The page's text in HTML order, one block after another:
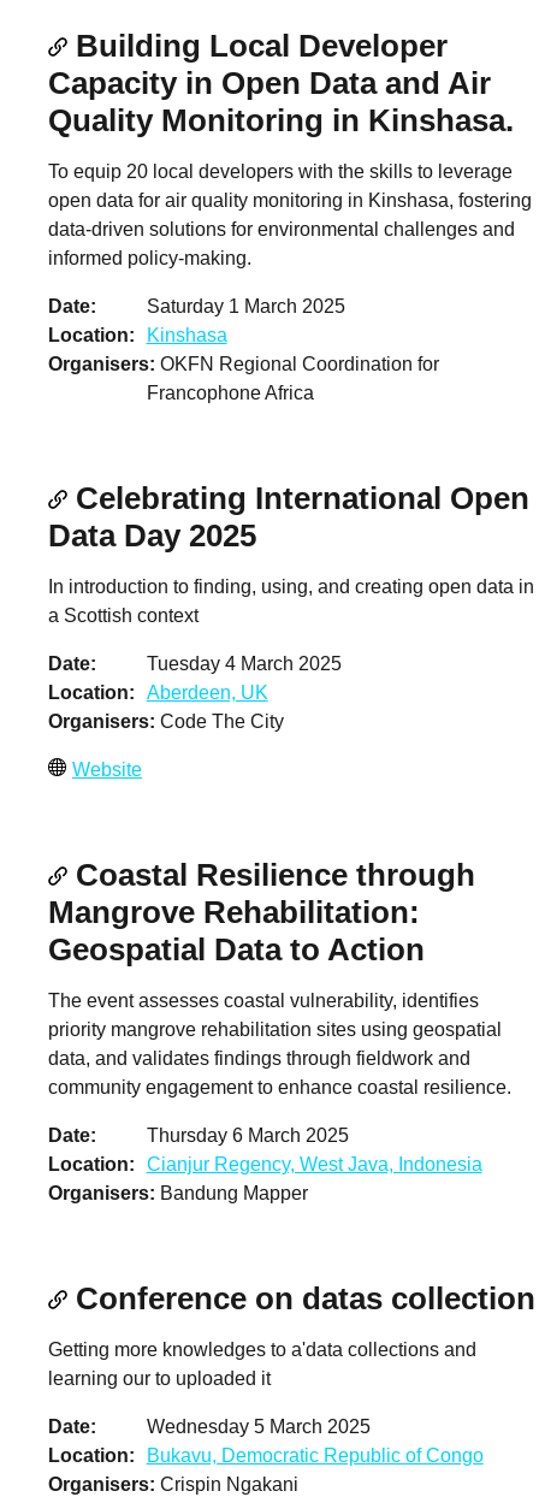
Building Local Developer
Capacity in Open Data and Air
Quality Monitoring in Kinshasa.
To equip 20 local developers with the skills to leverage
open data for air quality monitoring in Kinshasa, fostering
data-driven solutions for environmental challenges and
informed policy-making.
Date
Saturday 1 March 2025
Location
Kinshasa
Organisers OKFN Regional Coordination for
Francophone Africa
Celebrating International Open
Data Day 2025
In introduction to finding, using, and creating open data in
a Scottish context
Date
Tuesday 4 March 2025
Location
Aberdeen, UK
Organisers Code The City
Website
Coastal Resilience through
Mangrove Rehabilitation:
Geospatial Data to Action
The event assesses coastal vulnerability, identifies
priority mangrove rehabilitation sites using geospatial
data, and validates findings through fieldwork and
community engagement to enhance coastal resilience.
Date
Thursday 6 March 2025
Location
Cianjur Regency, West Java, Indonesia
Organisers
Bandung Mapper
Conference on datas collection
Getting more knowledges to a'data collections and
learning our to uploaded it
Date
Wednesday 5 March 2025
Location
Bukavu, Democratic Republic of Congo
Organisers Crispin Ngakani